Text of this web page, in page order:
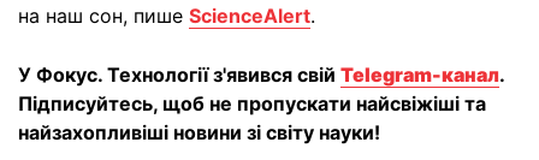
на наш сон, пише ScienceAlert.
У Фокус. Технології з'явився свій Telegram-канал.
Підписуйтесь, щоб не пропускати найсвіжіші та
найзахопливіші новини зі світу науки!